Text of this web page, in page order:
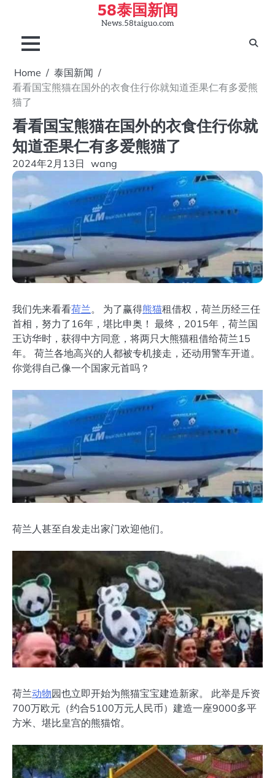
content
58泰国新闻
News.58taiguo.com
Home
泰国新闻
看看国宝熊猫在国外的衣食住行你就知道歪果仁有多爱熊
猫了
看看国宝熊猫在国外的衣食住行你就
知道歪果仁有多爱熊猫了
2024年2月13日 wang
我们先来看看荷兰。 为了赢得熊猫租借权，荷兰历经三任
首相，努力了16年，堪比申奥！ 最终，2015年，荷兰国
王访华时，获得中方同意，将两只大熊猫租借给荷兰15
年。 荷兰各地高兴的人都被专机接走，还动用警车开道。
你觉得自己像一个国家元首吗？
荷兰人甚至自发走出家门欢迎他们。
荷兰动物园也立即开始为熊猫宝宝建造新家。 此举是斥资
700万欧元（约合5100万元人民币）建造一座9000多平
方米、堪比皇宫的熊猫馆。